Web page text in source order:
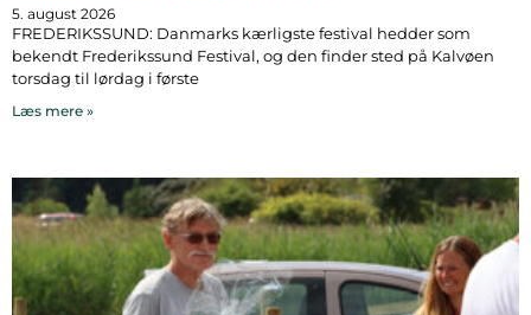
5. august 2026
FREDERIKSSUND: Danmarks kærligste festival hedder som
bekendt Frederikssund Festival, og den finder sted på Kalvøen
torsdag til lørdag i første
Læs mere »